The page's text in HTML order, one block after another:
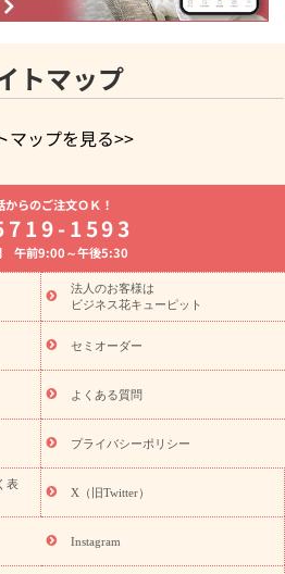
トマップ
マップを見る>>
の花特集
誕生日フラワーギフト特集
ウ)
開店・開業祝い
お供え・お悔やみの花
儀に贈る花 胡蝶蘭・花鉢
ント
ひまわり ギフト・プレゼント
季節のイベント
お盆 花（新
初盆）
お盆・お供え 花とセットギ
ブドフラワー
ひまわり ギフト・プ
お中元・暑中見舞い 花のギフト特集
・プレゼント特集
敬老の日 花のおすすめランキング
敬
レゼント特集
敬老の日 花とセットギ
の日の花 全てのギフト一覧
キャン
です」キャンペーン
ト 誕生日フラワーギフト特集
誕生
ユリ トルコキキョウ
月の誕生花(リンドウ)
誕生日セット
からのご注文ＯＫ！
1593
午前9:00～午後5:30
法人のお客様は
ビジネス花キューピット
セミオーダー
よくある質問
プライバシーポリシー
表
X（旧Twitter）
Instagram